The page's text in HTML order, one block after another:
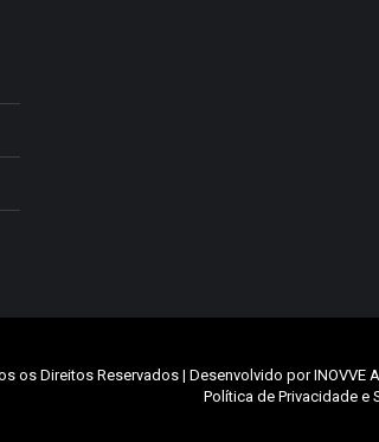
os Direitos Reservados | Desenvolvido porINOVVE
Política de Privacidade e